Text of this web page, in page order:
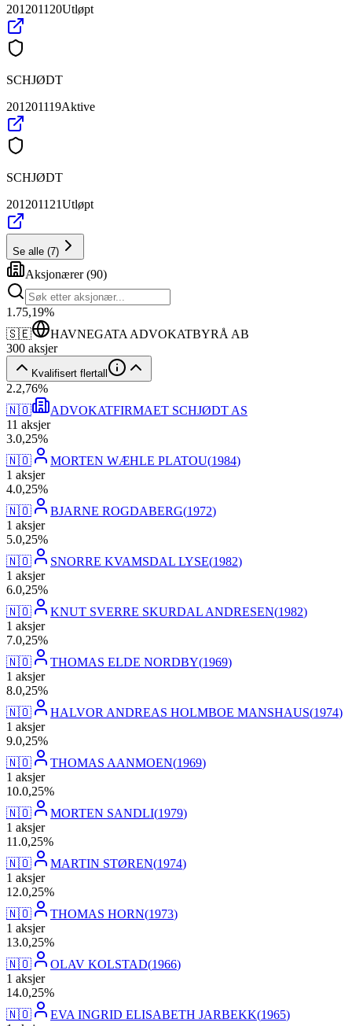
201201120Utløpt
SCHJØDT
201201119Aktive
SCHJØDT
201201121Utløpt
Se alle (7)
Aksjonærer(90)
1 .75,19%
🇸🇪
HAVNEGATA ADVOKATBYRÅ AB
300 aksjer
Kvalifisert flertall
2.2,76%
🇳🇴
ADVOKATFIRMAET SCHJØDT AS
11 aksjer
3.0,25%
🇳🇴
MORTEN WÆHLE PLATOU(1984)
1 aksjer
4.0,25%
🇳🇴
BJARNE ROGDABERG(1972)
1 aksjer
5.0,25%
🇳🇴
SNORRE KVAMSDAL LYSE(1982)
1 aksjer
6.0,25%
🇳🇴
KNUT SVERRE SKURDAL ANDRESEN(1982)
1 aksjer
7.0,25%
🇳🇴
THOMAS ELDE NORDBY(1969)
1 aksjer
8.0,25%
🇳🇴
HALVOR ANDREAS HOLMBOE MANSHAUS(1974)
1 aksjer
9.0,25%
🇳🇴
THOMAS AANMOEN(1969)
1 aksjer
10.0,25%
🇳🇴
MORTEN SANDLI(1979)
1 aksjer
11 .0,25%
🇳🇴
MARTIN STØREN(1974)
1 aksjer
12.0,25%
🇳🇴
THOMAS HORN(1973)
1 aksjer
13.0,25%
🇳🇴
OLAV KOLSTAD(1966)
1 aksjer
14.0,25%
🇳🇴
EVA INGRID ELISABETH JARBEKK(1965)